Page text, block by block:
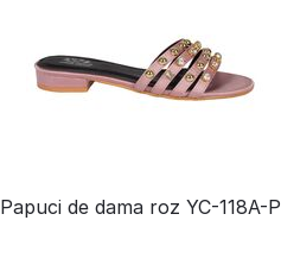
Papuci de dama roz YC-118A-P